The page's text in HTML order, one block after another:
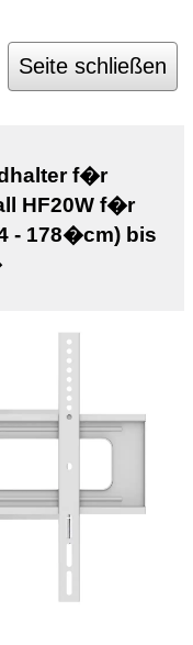
Seite schließen
f�r
HF20W f�r
- 178�cm) bis